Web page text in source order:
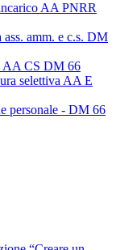
AA PNRR
amm. e c.s. DM
CS DM 66
selettiva AA E
personale - DM 66